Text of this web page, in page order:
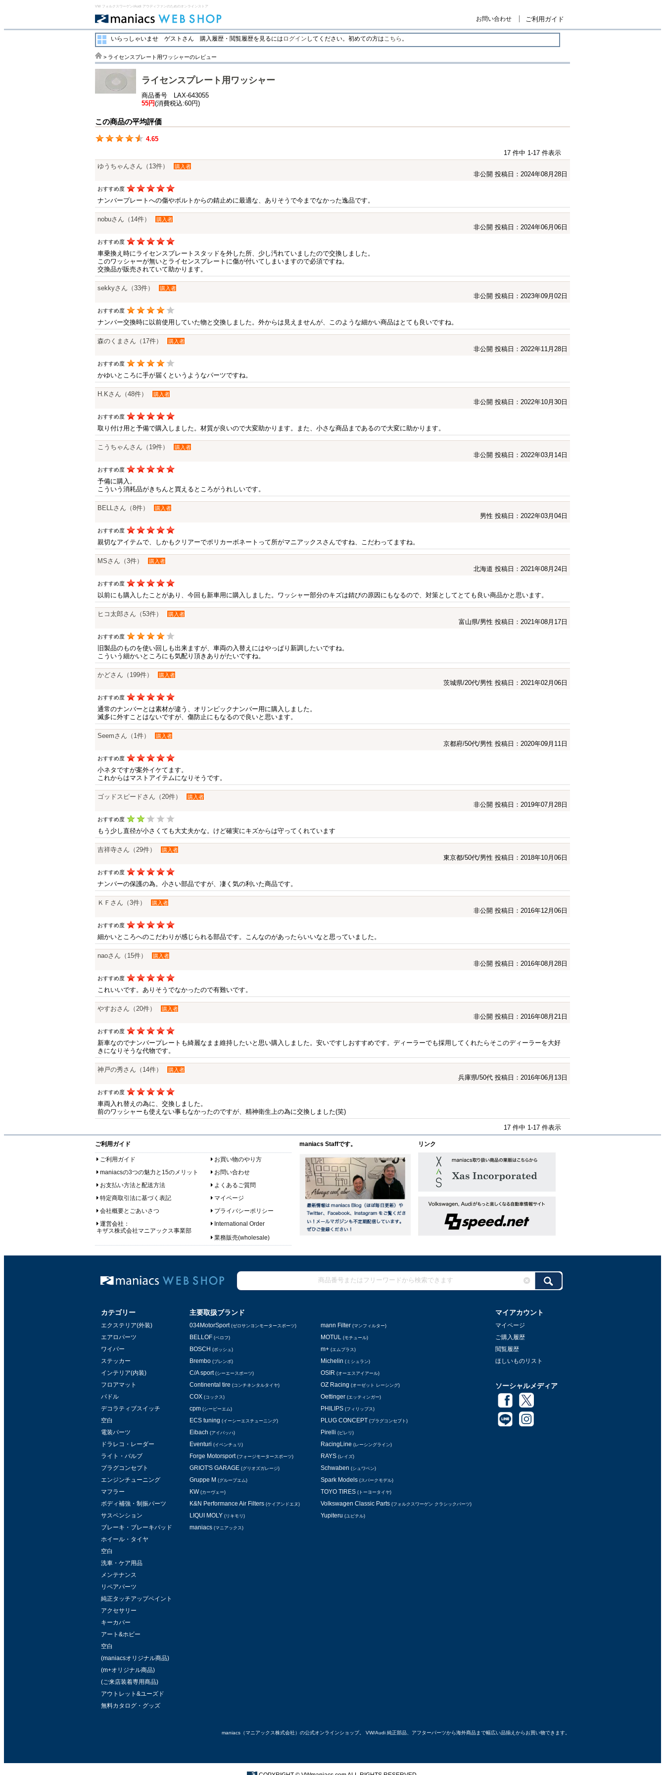
VW フォルクスワーゲン/Audi アウディファンのためのオンラインストア
お問い合わせ ご利用ガイド
いらっしゃいませ ゲストさん 購入履歴・閲覧履歴を見るには ログイン してください。初めての方はこちら 。
> ライセンスプレート用ワッシャーのレビュー
ライセンスプレート用ワッシャー
商品番号 LAX-643055
55円(消費税込:60円)
この商品の平均評価
4.65
17 件中 1-17 件表示
ゆうちゃんさん（13件）
購入者
非公開 投稿日：2024年08月28日
おすすめ度
ナンバープレートへの傷やボルトからの錆止めに最適な、ありそうで今までなかった逸品です。
nobuさん（14件） 購入者
非公開 投稿日：2024年06月06日
おすすめ度
車乗換え時にライセンスプレートスタッドを外した所、少し汚れていましたので交換しました。
このワッシャーが無いとライセンスプレートに傷が付いてしまいますので必須ですね。
交換品が販売されていて助かります。
sekkyさん（33件） 購入者
非公開 投稿日：2023年09月02日
おすすめ度
ナンバー交換時に以前使用していた物と交換しました。外からは見えませんが、このような細かい商品はとても良いですね。
森のくまさん（17件） 購入者
非公開 投稿日：2022年11月28日
おすすめ度
かゆいところに手が届くというようなパーツですね。
H.Kさん（48件） 購入者
非公開 投稿日：2022年10月30日
おすすめ度
取り付け用と予備で購入しました。材質が良いので大変助かります。また、小さな商品まであるので大変に助かります。
こうちゃんさん（19件） 購入者
非公開 投稿日：2022年03月14日
おすすめ度
予備に購入。
こういう消耗品がきちんと買えるところがうれしいです。
BELLさん（8件） 購入者
男性 投稿日：2022年03月04日
おすすめ度
親切なアイテムで、しかもクリアーでポリカーボネートって所がマニアックスさんですね、こだわってますね。
MSさん（3件） 購入者
北海道 投稿日：2021年08月24日
おすすめ度
以前にも購入したことがあり、今回も新車用に購入しました。ワッシャー部分のキズは錆びの原因にもなるので、対策としてとても良い商品かと思います。
ヒコ太郎さん（53件） 購入者
富山県/男性 投稿日：2021年08月17日
おすすめ度
旧製品のものを使い回しも出来ますが、車両の入替えにはやっぱり新調したいですね。
こういう細かいところにも気配り頂きありがたいですね。
かどさん（199件） 購入者
茨城県/20代/男性 投稿日：2021年02月06日
おすすめ度
通常のナンバーとは素材が違う、オリンピックナンバー用に購入しました。
滅多に外すことはないですが、傷防止にもなるので良いと思います。
Seemさん（1件） 購入者
京都府/50代/男性 投稿日：2020年09月11日
おすすめ度
小ネタですが案外イケてます。
これからはマストアイテムになりそうです。
ゴッドスピードさん（20件） 購入者
非公開 投稿日：2019年07月28日
おすすめ度
もう少し直径が小さくても大丈夫かな。けど確実にキズからは守ってくれています
吉祥寺さん（29件） 購入者
東京都/50代/男性 投稿日：2018年10月06日
おすすめ度
ナンバーの保護の為。小さい部品ですが、凄く気の利いた商品です。
ＫＦさん（3件） 購入者
非公開 投稿日：2016年12月06日
おすすめ度
細かいところへのこだわりが感じられる部品です。こんなのがあったらいいなと思っていました。
naoさん（15件） 購入者
非公開 投稿日：2016年08月28日
おすすめ度
これいいです。ありそうでなかったので有難いです。
やすおさん（20件） 購入者
非公開 投稿日：2016年08月21日
おすすめ度
新車なのでナンバープレートも綺麗なまま維持したいと思い購入しました。安いですしおすすめです。ディーラーでも採用してくれたらそこのディーラーを大好
きになりそうな代物です。
神戸の秀さん（14件） 購入者
兵庫県/50代 投稿日：2016年06月13日
おすすめ度
車両入れ替えの為に、交換しました。
前のワッシャーも使えない事もなかったのですが、精神衛生上の為に交換しました(笑)
17 件中 1-17 件表示
ご利用ガイド
ご利用ガイド
お買い物のやり方
maniacsの3つの魅力と15のメリット
お問い合わせ
お支払い方法と配送方法
よくあるご質問
特定商取引法に基づく表記
マイページ
会社概要とごあいさつ
プライバシーポリシー
運営会社：
キザス株式会社マニアックス事業部
International Order
業務販売(wholesale)
maniacs Staffです。 リンク
カテゴリー
エクステリア(外装)
エアロパーツ
ワイパー
ステッカー
インテリア(内装)
フロアマット
パドル
デコラティブスイッチ
空白
電装パーツ
ドラレコ・レーダー
ライト・バルブ
プラグコンセプト
エンジンチューニング
マフラー
ボディ補強・制振パーツ
サスペンション
ブレーキ・ブレーキパッド
ホイール・タイヤ
空白
洗車・ケア用品
メンテナンス
リペアパーツ
純正タッチアップペイント
アクセサリー
キーカバー
アート&ホビー
空白
(maniacsオリジナル商品)
(m+オリジナル商品)
(ご来店装着専用商品)
アウトレット&ユーズド
無料カタログ・グッズ
主要取扱ブランド
034MotorSport (ゼロサンヨンモータースポーツ)
BELLOF (ベロフ)
BOSCH (ボッシュ)
Brembo (ブレンボ)
C/A sport (シーエースポーツ)
Continental tire (コンチネンタルタイヤ)
COX (コックス)
cpm (シービーエム)
ECS tuning (イーシーエスチューニング)
Eibach (アイバッハ)
Eventuri (イベンチュリ)
Forge Motorsport (フォージモータースポーツ)
GRIOT'S GARAGE (グリオズガレージ)
Gruppe M (グループエム)
KW (カーヴェー)
K&N Performance Air Filters (ケイアンドエヌ)
LIQUI MOLY (リキモリ)
maniacs (マニアックス)
mann Filter (マンフィルター)
MOTUL (モチュール)
m+ (エムプラス)
Michelin (ミシュラン)
OSIR (オーエスアイアール)
OZ Racing (オーゼット レーシング)
Oettinger (エッティンガー)
PHILIPS (フィリップス)
PLUG CONCEPT (プラグコンセプト)
Pirelli (ピレリ)
RacingLine (レーシングライン)
RAYS (レイズ)
Schwaben (シュワベン)
Spark Models (スパークモデル)
TOYO TIRES (トーヨータイヤ)
Volkswagen Classic Parts (フォルクスワーゲン クラシックパーツ)
Yupiteru (ユピテル)
マイアカウント
マイページ
ご購入履歴
閲覧履歴
ほしいものリスト
ソーシャルメディア
maniacs（マニアックス株式会社）の公式オンラインショップ。 VW/Audi 純正部品、アフターパーツから海外商品まで幅広い品揃えからお買い物できます。